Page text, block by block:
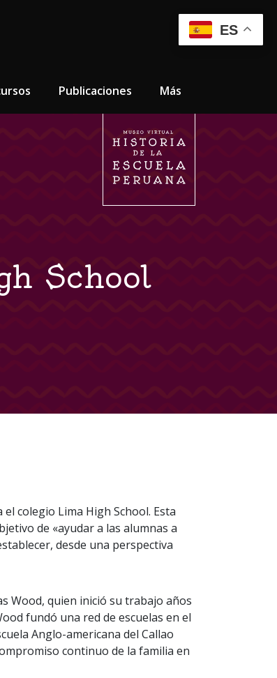
Publicaciones Más
School
colegio Lima High School. Esta
de «ayudar a las alumnas a
desde una perspectiva
Wood, quien inició su trabajo años
fundó una red de escuelas en el
Anglo-americana del Callao
continuo de la familia en
ES